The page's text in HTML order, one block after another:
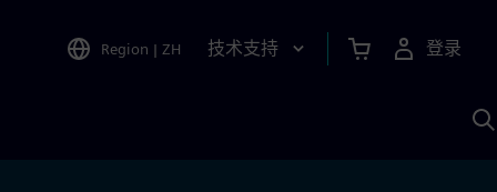
Region | ZH 技术支持 登录